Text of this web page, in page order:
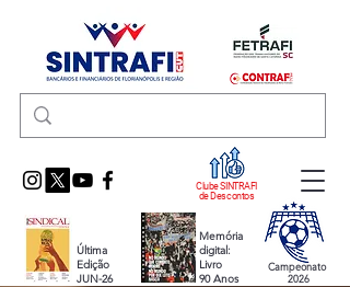
Clube SINTRAFI
de Descontos
Última
Edição
JUN-26
Memória
digital:
Livro
90 Anos
Campeonato
2026